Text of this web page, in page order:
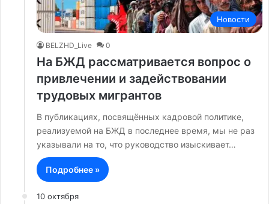
Новости
BELZHD_Live 0
На БЖД рассматривается вопрос о
привлечении и задействовании
трудовых мигрантов
В публикациях, посвящённых кадровой политике,
реализуемой на БЖД в последнее время, мы не раз
указывали на то, что руководство изыскивает…
Подробнее »
10 октября